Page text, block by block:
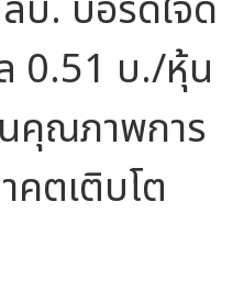
0.51 บ./หุ้น
คุณภาพการ
ตเติบโต